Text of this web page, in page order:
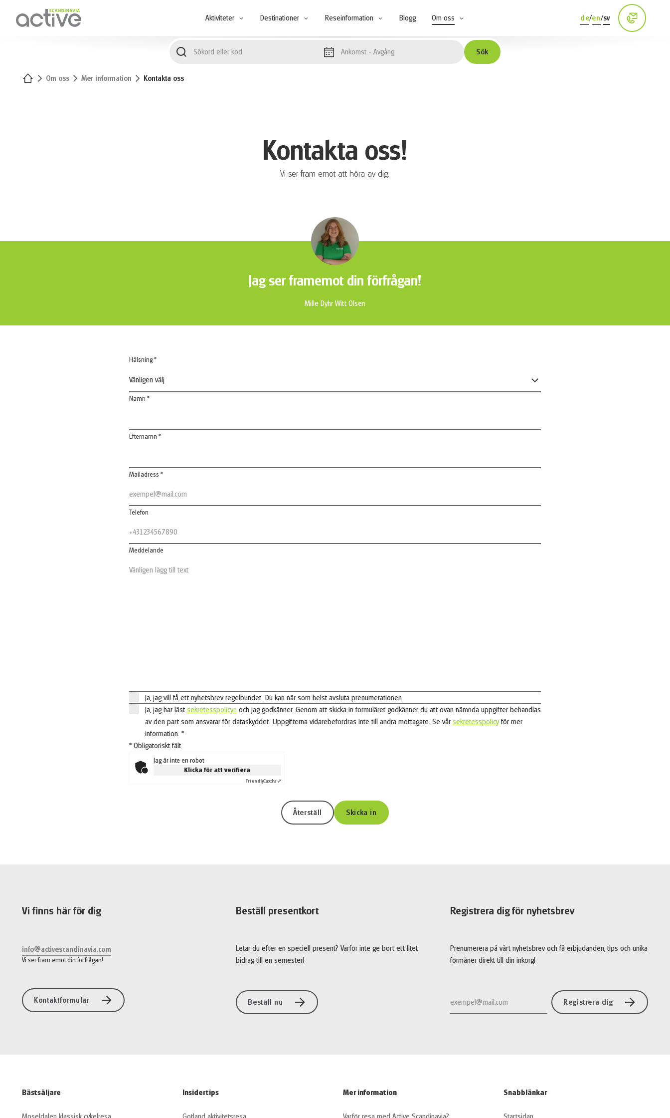
Aktiviteter Destinationer Reseinformation Blogg Om oss
Ankomst- Avgång Sök
de/en/sv
Hem Om oss Mer information Kontakta oss
Kontakta oss!
Vi ser fram emot att höra av dig.
Jag ser framemot din förfrågan!
Mille Dyhr Witt Olsen
Hälsning *
Vänligen välj
Namn *
Efternamn *
Mailadress *
Telefon
Meddelande
Ja, jag vill få ett nyhetsbrev regelbundet. Du kan när som helst avsluta prenumerationen.
Ja, jag har läst sekretesspolicynoch jag godkänner. Genom att skicka in formuläret godkänner du att ovan nämnda uppgifter behandlas
av den part som ansvarar för dataskyddet. Uppgifterna vidarebefordras inte till andra mottagare. Se vår sekretesspolicyför mer
information. *
* Obligatoriskt fält
Jag är inte en robot
Klicka för att verifiera
FriendlyCaptcha ⇗
Återställ Skicka in
Vi finns här för dig
info@activescandinavia.com
Vi ser fram emot din förfrågan!
Kontaktformulär
Beställ presentkort
Letar du efter en speciell present? Varför inte ge bort ett litet
bidrag till en semester!
Beställ nu
Registrera dig för nyhetsbrev
Prenumerera på vårt nyhetsbrev och få erbjudanden, tips och unika
förmåner direkt till din inkorg!
Registrera dig
Bästsäljare
Moseldalen klassisk cykelresa
Insidertips
Gotland aktivitetsresa
Mer information
Varför resa med Active Scandinavia?
Snabblänkar
Startsidan